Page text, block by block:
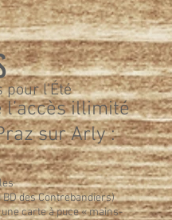
pour l'Été
l’accès illimité
sur Arly :
des Contrebandiers)
carte à puce « mains-